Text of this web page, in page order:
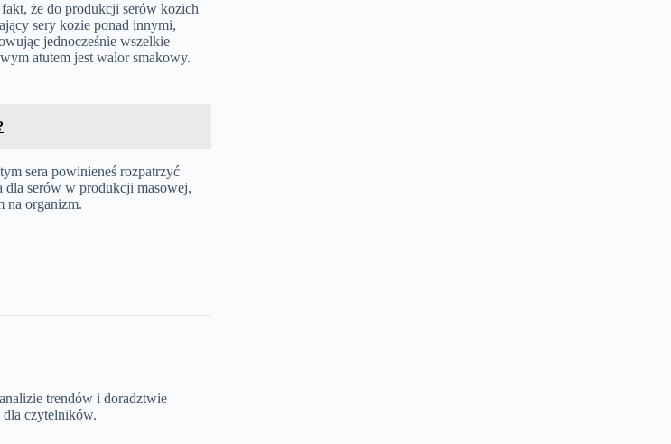
że do produkcji serów kozich
sery kozie ponad innymi,
jednocześnie wszelkie
atutem jest walor smakowy.
sera powinieneś rozpatrzyć
dla serów w produkcji masowej,
na organizm.
trendów i doradztwie
dla czytelników.